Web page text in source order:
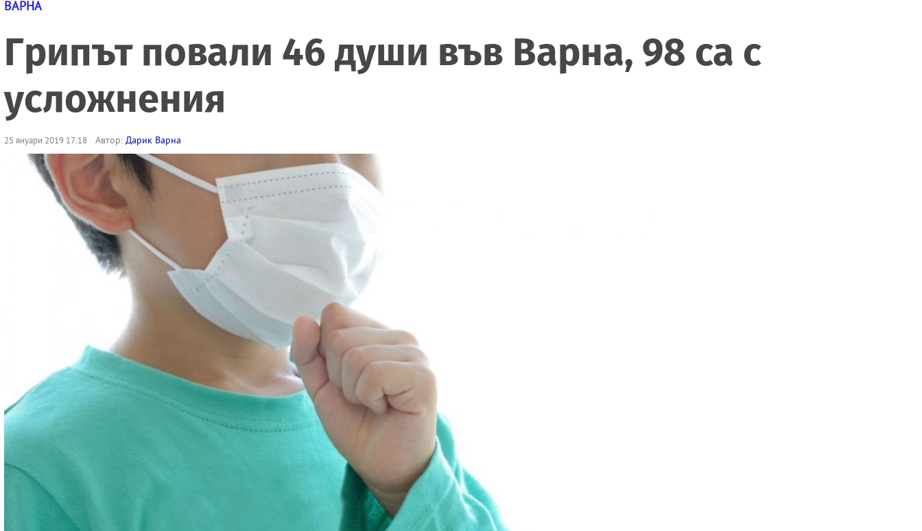
ВАРНА
Грипът повали 46 души във Варна, 98 са с
усложнения
25 януари 2019 17:18 Автор: Дарик Варна